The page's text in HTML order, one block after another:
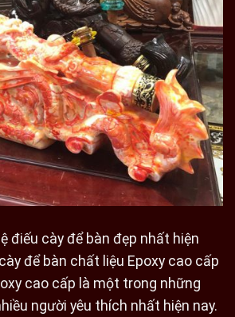
điếu cày để bàn đẹp nhất hiện
để bàn chất liệu Epoxy cao cấp
cao cấp là một trong những
người yêu thích nhất hiện nay.